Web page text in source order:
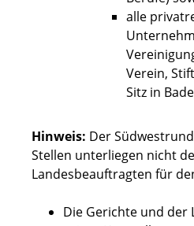
alle
Verein,
Sitz in
Hinweis: Der
Stellen unterliegen nicht
Landesbeauftragten für
Die Gerichte und der